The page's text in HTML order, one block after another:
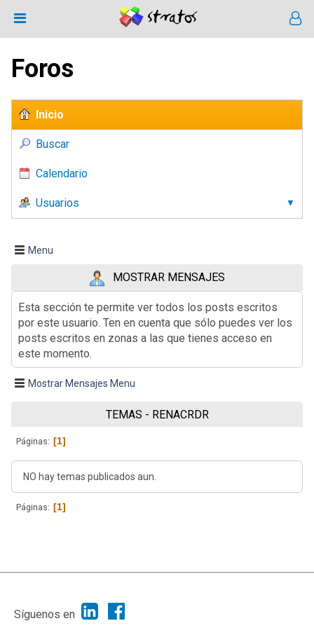
Foros
Inicio
Buscar
Calendario
Usuarios
Menu
MOSTRAR MENSAJES
Esta sección te permite ver todos los posts escritos
por este usuario. Ten en cuenta que sólo puedes ver los
posts escritos en zonas a las que tienes acceso en
este momento.
Mostrar Mensajes Menu
TEMAS - RENACRDR
Páginas 1
NO hay temas publicados aun.
Páginas 1
|
Síguenos en